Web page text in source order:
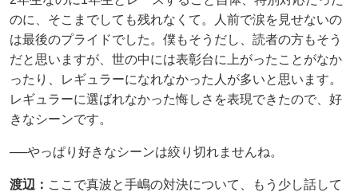
のに、そこまでしても残れなくて。人前で涙を見せないの
は最後のプライドでした。僕もそうだし、読者の方もそう
だと思いますが、世の中には表彰台に上がったことがなか
ったり、レギュラーになれなかった人が多いと思います。
レギュラーに選ばれなかった悔しさを表現できたので、好
きなシーンです。
──やっぱり好きなシーンは絞り切れませんね。
渡辺： ここで真波と手嶋の対決について、もう少し話して